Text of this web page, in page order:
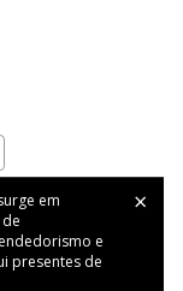
em
e
presentes de
um momento
A artista